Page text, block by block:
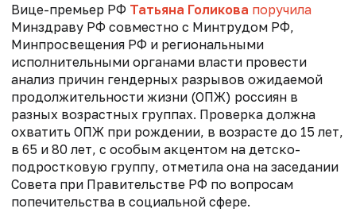
Вице-премьер РФ Татьяна Голикова поручила
Минздраву РФ совместно с Минтрудом РФ,
Минпросвещения РФ и региональными
исполнительными органами власти провести
анализ причин гендерных разрывов ожидаемой
продолжительности жизни (ОПЖ) россиян в
разных возрастных группах. Проверка должна
охватить ОПЖ при рождении, в возрасте до 15 лет,
в 65 и 80 лет, с особым акцентом на детско-
подростковую группу, отметила она на заседании
Совета при Правительстве РФ по вопросам
попечительства в социальной сфере.